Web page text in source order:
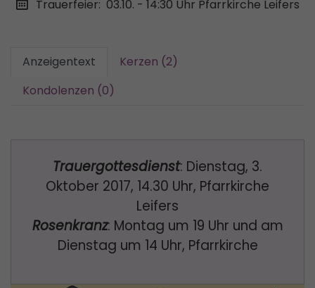
Trauerfeier: 03.10. - 14:30 Uhr Pfarrkirche Leifers
Anzeigentext
Kerzen (2)
Kondolenzen (0)
Trauergottesdienst: Dienstag, 3.
Oktober 2017, 14.30 Uhr, Pfarrkirche
Leifers
Rosenkranz: Montag um 19 Uhr und am
Dienstag um 14 Uhr, Pfarrkirche